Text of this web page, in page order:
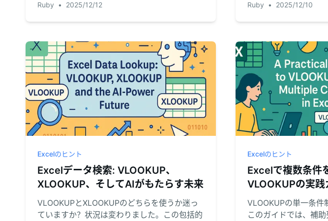
直接アクセスする方法をご紹介します。
Ruby • 2025/12/12
エラーを排除する方法
Ruby • 2025/12/10
Excelのヒント
Excelデータ検索: VLOOKUP、
XLOOKUP、そしてAIがもたらす未来
VLOOKUPとXLOOKUPのどちらを使うか迷っ
ていますか？状況は変わりました。この包括的
Excelのヒント
Excelで複数条件
VLOOKUPの実践
VLOOKUPの単一条件
このガイドでは、補